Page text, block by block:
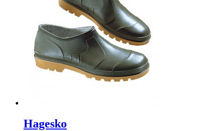
Hagesko